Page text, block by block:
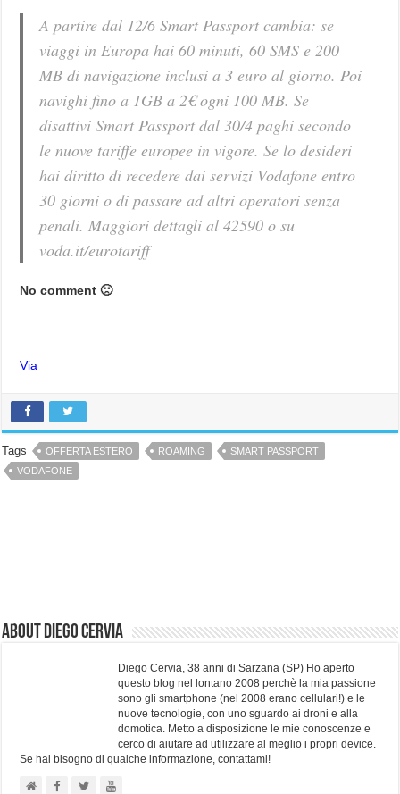
A partire dal 12/6 Smart Passport cambia: se
viaggi in Europa hai 60 minuti, 60 SMS e 200
MB di navigazione inclusi a 3 euro al giorno. Poi
navighi fino a 1GB a 2€ ogni 100 MB. Se
disattivi Smart Passport dal 30/4 paghi secondo
le nuove tariffe europee in vigore. Se lo desideri
hai diritto di recedere dai servizi Vodafone entro
30 giorni o di passare ad altri operatori senza
penali. Maggiori dettagli al 42590 o su
voda.it/eurotariff
No comment 🙁
Via
Tags OFFERTA ESTERO ROAMING
SMART PASSPORT
VODAFONE
About Diego Cervia
Diego Cervia, 38 anni di Sarzana (SP) Ho aperto
questo blog nel lontano 2008 perchè la mia passione
sono gli smartphone (nel 2008 erano cellulari!) e le
nuove tecnologie, con uno sguardo ai droni e alla
domotica. Metto a disposizione le mie conoscenze e
cerco di aiutare ad utilizzare al meglio i propri device.
Se hai bisogno di qualche informazione, contattami!